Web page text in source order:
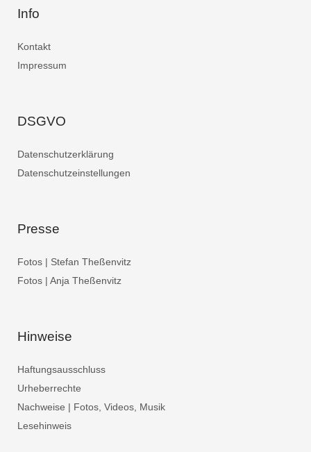
Info
Kontakt
Impressum
DSGVO
Datenschutzerklärung
Datenschutzeinstellungen
Presse
Fotos | Stefan Theßenvitz
Fotos | Anja Theßenvitz
Hinweise
Haftungsausschluss
Urheberrechte
Nachweise | Fotos, Videos, Musik
Lesehinweis